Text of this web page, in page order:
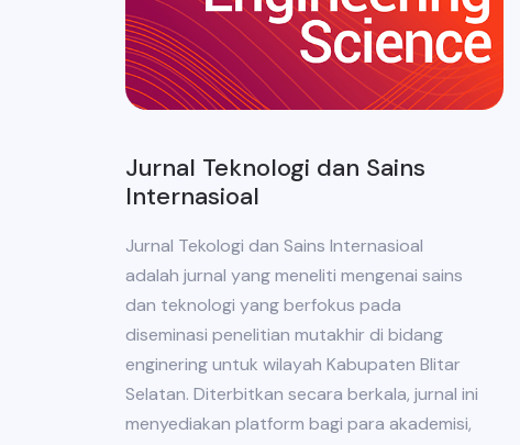
Jurnal Teknologi dan Sains
Internasioal
Jurnal Tekologi dan Sains Internasioal
adalah jurnal yang meneliti mengenai sains
dan teknologi yang berfokus pada
diseminasi penelitian mutakhir di bidang
enginering untuk wilayah Kabupaten Blitar
Selatan. Diterbitkan secara berkala, jurnal ini
menyediakan platform bagi para akademisi,